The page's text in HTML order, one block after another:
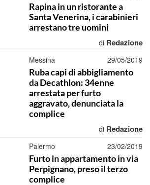
Rapina in un ristorante a
Santa Venerina, i carabinieri
arrestano tre uomini
di Redazione
Messina 29/05/2019
Ruba capi di abbigliamento
da Decathlon: 34enne
arrestata per furto
aggravato, denunciata la
complice
di Redazione
Palermo 23/02/2019
Furto in appartamento in via
Perpignano, preso il terzo
complice